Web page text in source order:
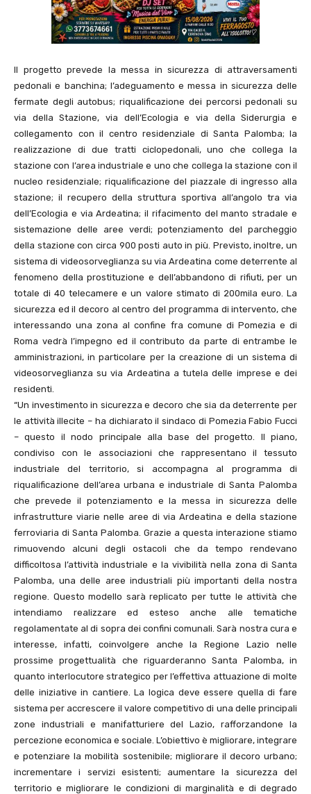
Il progetto prevede la messa in sicurezza di attraversamenti
pedonali e banchina; l’adeguamento e messa in sicurezza delle
fermate degli autobus; riqualificazione dei percorsi pedonali su
via della Stazione, via dell’Ecologia e via della Siderurgia e
collegamento con il centro residenziale di Santa Palomba; la
realizzazione di due tratti ciclopedonali, uno che collega la
stazione con l’area industriale e uno che collega la stazione con il
nucleo residenziale; riqualificazione del piazzale di ingresso alla
stazione; il recupero della struttura sportiva all’angolo tra via
dell’Ecologia e via Ardeatina; il rifacimento del manto stradale e
sistemazione delle aree verdi; potenziamento del parcheggio
della stazione con circa 900 posti auto in più. Previsto, inoltre, un
sistema di videosorveglianza su via Ardeatina come deterrente al
fenomeno della prostituzione e dell’abbandono di rifiuti, per un
totale di 40 telecamere e un valore stimato di 200mila euro. La
sicurezza ed il decoro al centro del programma di intervento, che
interessando una zona al confine fra comune di Pomezia e di
Roma vedrà l’impegno ed il contributo da parte di entrambe le
amministrazioni, in particolare per la creazione di un sistema di
videosorveglianza su via Ardeatina a tutela delle imprese e dei
residenti.
“Un investimento in sicurezza e decoro che sia da deterrente per
le attività illecite – ha dichiarato il sindaco di Pomezia Fabio Fucci
– questo il nodo principale alla base del progetto. Il piano,
condiviso con le associazioni che rappresentano il tessuto
industriale del territorio, si accompagna al programma di
riqualificazione dell’area urbana e industriale di Santa Palomba
che prevede il potenziamento e la messa in sicurezza delle
infrastrutture viarie nelle aree di via Ardeatina e della stazione
ferroviaria di Santa Palomba. Grazie a questa interazione stiamo
rimuovendo alcuni degli ostacoli che da tempo rendevano
difficoltosa l’attività industriale e la vivibilità nella zona di Santa
Palomba, una delle aree industriali più importanti della nostra
regione. Questo modello sarà replicato per tutte le attività che
intendiamo realizzare ed esteso anche alle tematiche
regolamentate al di sopra dei confini comunali. Sarà nostra cura e
interesse, infatti, coinvolgere anche la Regione Lazio nelle
prossime progettualità che riguarderanno Santa Palomba, in
quanto interlocutore strategico per l’effettiva attuazione di molte
delle iniziative in cantiere. La logica deve essere quella di fare
sistema per accrescere il valore competitivo di una delle principali
zone industriali e manifatturiere del Lazio, rafforzandone la
percezione economica e sociale. L’obiettivo è migliorare, integrare
e potenziare la mobilità sostenibile; migliorare il decoro urbano;
incrementare i servizi esistenti; aumentare la sicurezza del
territorio e migliorare le condizioni di marginalità e di degrado